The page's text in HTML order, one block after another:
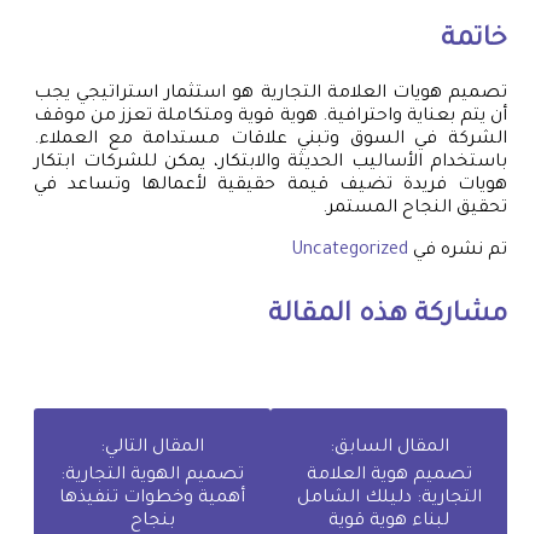
خاتمة
تصميم هويات العلامة التجارية هو استثمار استراتيجي يجب
أن يتم بعناية واحترافية. هوية قوية ومتكاملة تعزز من موقف
الشركة في السوق وتبني علاقات مستدامة مع العملاء.
باستخدام الأساليب الحديثة والابتكار، يمكن للشركات ابتكار
هويات فريدة تضيف قيمة حقيقية لأعمالها وتساعد في
تحقيق النجاح المستمر.
تم نشره في Uncategorized
مشاركة هذه المقالة
المقال السابق:
تصميم هوية العلامة
التجارية: دليلك الشامل
لبناء هوية قوية
المقال التالي:
تصميم الهوية التجارية:
أهمية وخطوات تنفيذها
بنجاح